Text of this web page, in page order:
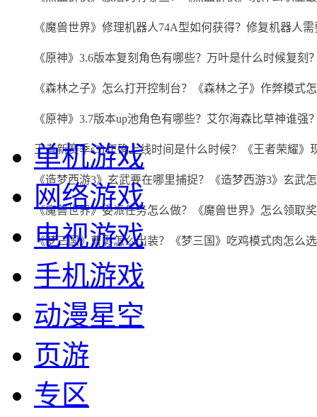
《魔兽世界》修理机器人74A型如何获得？修复机器人
《原神》3.6版本复刻角色有哪些？万叶是什么时候复刻
《森林之子》怎么打开控制台？《森林之子》作弊模式
《原神》3.7版本up池角色有哪些？艾尔海森比草神谁强
王者新赛季s31正确上线时间是什么时候？《王者荣耀》
《造梦西游3》玄武要在哪里捕捉？《造梦西游3》玄武
《魔兽世界》委派任务怎么做？《魔兽世界》怎么领取
《梦三国》曹彰怎么出装？《梦三国》吃鸡模式肉怎么
单机游戏
网络游戏
电视游戏
手机游戏
动漫星空
页游
专区